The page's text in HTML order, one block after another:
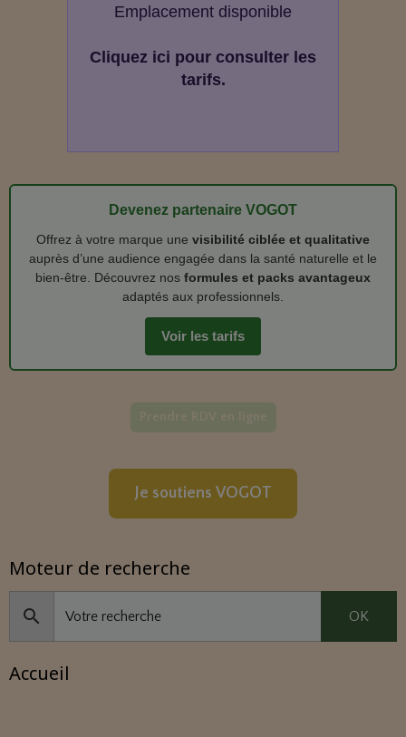
Emplacement disponible
Cliquez ici pour consulter les
tarifs.
Devenez partenaire VOGOT
Offrez à votre marque une visibilité ciblée et qualitative
auprès d’une audience engagée dans la santé naturelle et le
bien‑être. Découvrez nos formules et packs avantageux
adaptés aux professionnels.
Voir les tarifs
Je soutiens VOGOT
Moteur de recherche
OK
Accueil